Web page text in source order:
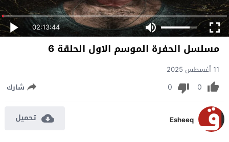
02:13:44
مسلسل الحفرة الموسم الاول الحلقة 6
11 أغسطس 2025
0
0 شارك
Esheeq تحميل